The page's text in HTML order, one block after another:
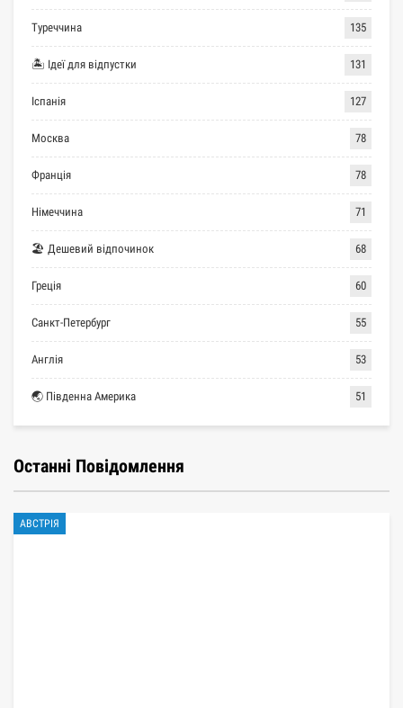
Туреччина 135
🏝 Ідеї для відпустки 131
Іспанія 127
Москва 78
Франція 78
Німеччина 71
🏖 Дешевий відпочинок 68
Греція 60
Санкт-Петербург 55
Англія 53
🌏 Південна Америка 51
Останні Повідомлення
АВСТРІЯ